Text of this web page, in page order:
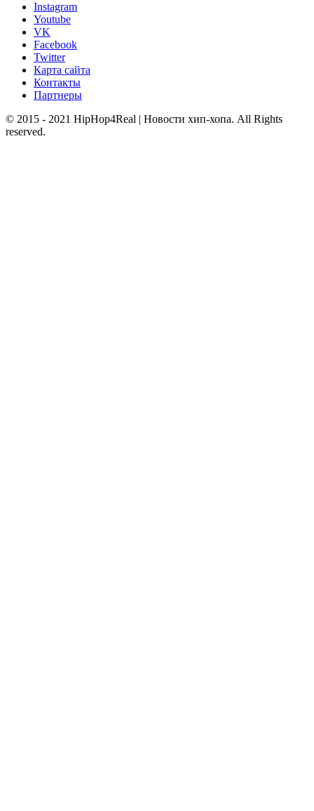
Instagram
Youtube
VK
Facebook
Twitter
Карта сайта
Контакты
Партнеры
© 2015 - 2021 HipHop4Real | Новости хип-хопа. All Rights
reserved.